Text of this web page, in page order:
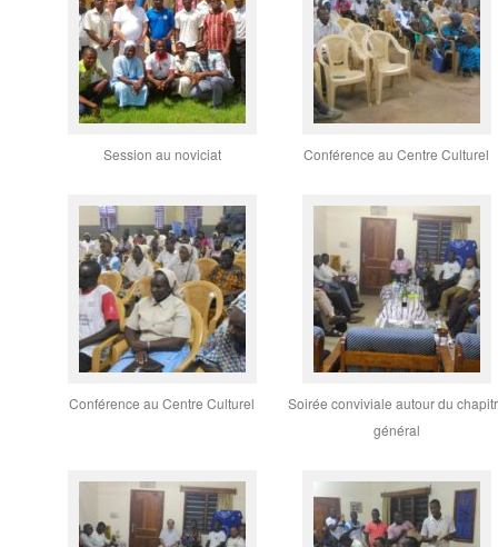
Session au noviciat Conférence au Centre Culturel
Conférence au Centre Culturel
Soirée conviviale autour du
général